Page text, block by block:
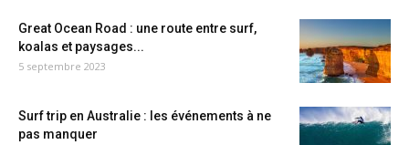
Great Ocean Road : une route entre surf,
koalas et paysages...
5 septembre 2023
Surf trip en Australie : les événements à ne
pas manquer